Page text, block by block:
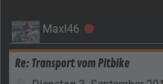
Maxl46 Offline
Re: Transport vom Pitbike